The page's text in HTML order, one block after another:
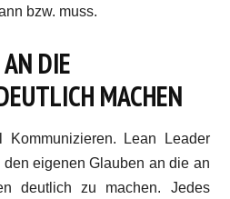
bzw. muss.
DIE
MACHEN
Lean Leader
eigenen Glauben an die an
deutlich zu machen. Jedes